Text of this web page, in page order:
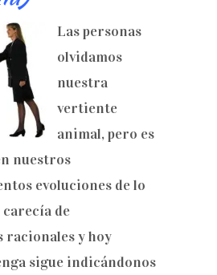
Las personas
olvidamos
nuestra
vertiente
animal, pero es
nuestros
evoluciones de lo
carecía de
racionales y hoy
sigue indicándonos